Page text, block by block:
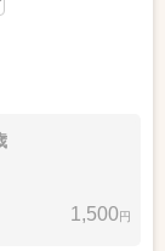
1,500円